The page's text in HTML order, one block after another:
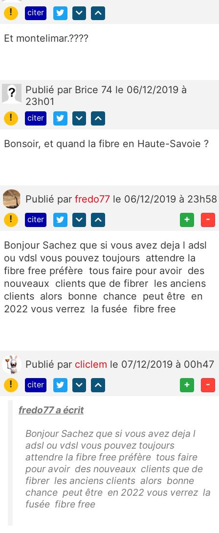
! citer
Et montelimar.????
Publié par Brice 74 le 06/12/2019 à
23h01
!
citer
Bonsoir, et quand la fibre en Haute-Savoie ?
Publié par fredo77 le 06/12/2019 à 23h58
!
citer + -
Bonjour Sachez que si vous avez deja l adsl
ou vdsl vous pouvez toujours attendre la
fibre free préfère tous faire pour avoir des
nouveaux clients que de fibrer les anciens
clients alors bonne chance peut être en
2022 vous verrez la fusée fibre free
Publié par cliclem le 07/12/2019 à 00h47
!
citer + -
fredo77 a écrit
Bonjour Sachez que si vous avez deja l
adsl ou vdsl vous pouvez toujours
attendre la fibre free préfère tous faire
pour avoir des nouveaux clients que de
fibrer les anciens clients alors bonne
chance peut être en 2022 vous verrez la
fusée fibre free